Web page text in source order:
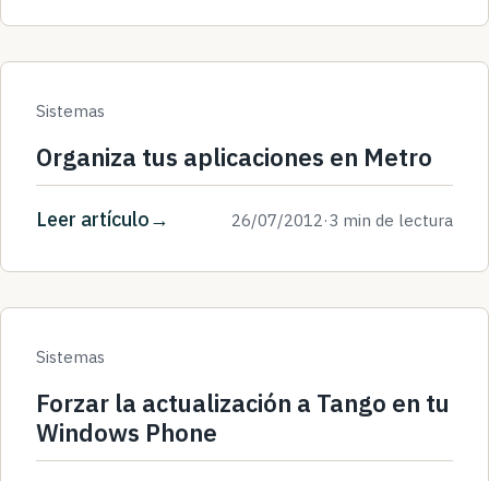
Sistemas
Organiza tus aplicaciones en Metro
Leer artículo 26/07/2012 ·3 min de lectura
Sistemas
Forzar la actualización a Tango en tu
Windows Phone